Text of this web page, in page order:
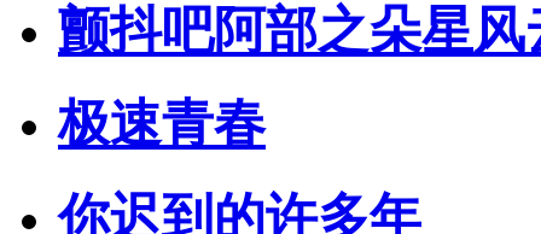
颤抖吧阿部之朵星风
极速青春
你迟到的许多年